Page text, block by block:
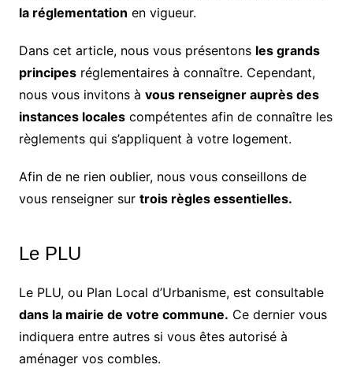
la réglementation en vigueur.
Dans cet article, nous vous présentons les grands
principesréglementaires à connaître. Cependant,
nous vous invitons à vous renseigner auprès des
instances localescompétentes afin de connaître les
règlements qui s’appliquent à votre logement.
Afin de ne rien oublier, nous vous conseillons de
vous renseigner sur trois règles essentielles.
Le PLU
Le PLU, ou Plan Local d’Urbanisme, est consultable
dans la mairie de votre commune. Ce dernier vous
indiquera entre autres si vous êtes autorisé à
aménager vos combles.